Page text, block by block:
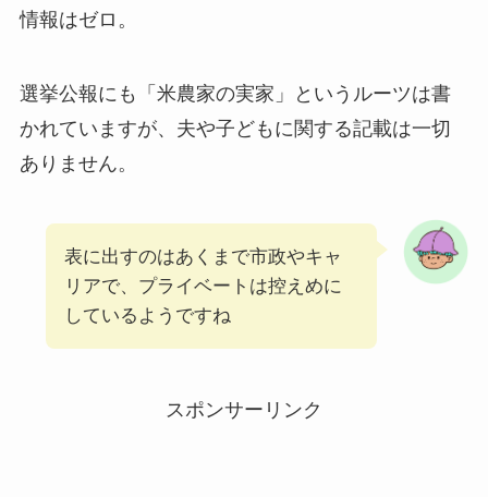
情報はゼロ。
選挙公報にも「米農家の実家」というルーツは書
かれていますが、夫や子どもに関する記載は一切
ありません。
表に出すのはあくまで市政やキャ
リアで、プライベートは控えめに
しているようですね
スポンサーリンク